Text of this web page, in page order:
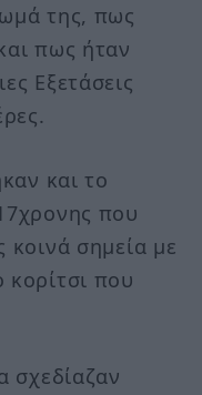
της, πως
πως ήταν
Εξετάσεις
και το
που
κοινά σημεία με
που
σχεδίαζαν